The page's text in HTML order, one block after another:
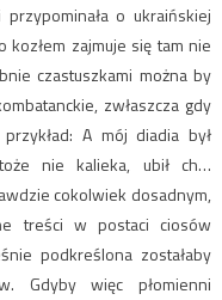
o ukraińskiej
zajmuje się tam nie
czastuszkami można by
zwłaszcza gdy
A mój diadia był
nie kalieka, ubił ch…
cokolwiek dosadnym,
treści w postaci ciosów
podkreślona zostałaby
Gdyby więc płomienni